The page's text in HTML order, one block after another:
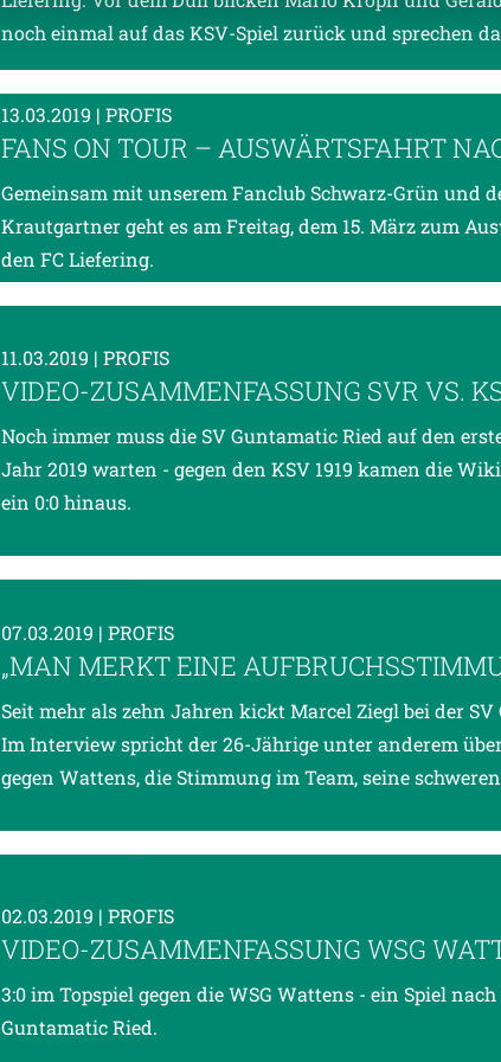
noch einmal auf das KSV-Spiel zurück und sprechen
13.03.2019 | PROFIS
FANS ON TOUR – AUSWÄRTSFAHRT
Gemeinsam mit unserem Fanclub Schwarz-Grün und
Krautgartner geht es am Freitag, dem 15. März zum
den FC Liefering.
11.03.2019 | PROFIS
VIDEO-ZUSAMMENFASSUNG SVR VS.
Noch immer muss die SV Guntamatic Ried auf den
Jahr 2019 warten - gegen den KSV 1919 kamen die
ein 0:0 hinaus.
07.03.2019 | PROFIS
„MAN MERKT EINE
Seit mehr als zehn Jahren kickt Marcel Ziegl bei der
Im Interview spricht der 26-Jährige unter anderem
gegen Wattens, die Stimmung im Team, seine
02.03.2019 | PROFIS
VIDEO-ZUSAMMENFASSUNG WSG
3:0 im Topspiel gegen die WSG Wattens - ein Spiel
Guntamatic Ried.